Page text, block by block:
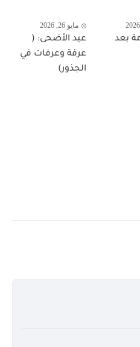
بعد
مايو 26, 2026
عيد الأضحى: (
عرفة وعرفات في
الجذور)